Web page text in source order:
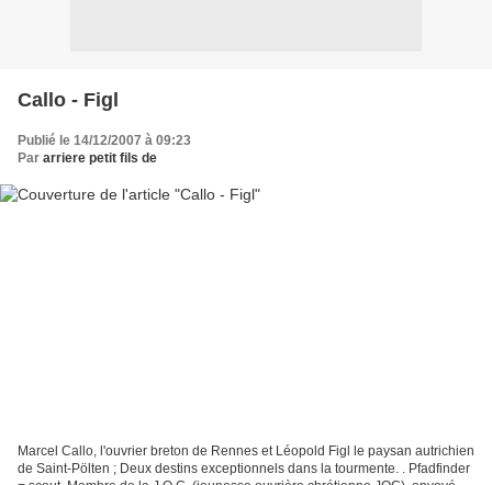
Callo - Figl
Publié le 14/12/2007 à 09:23
Par arriere petit fils de
Marcel Callo, l'ouvrier breton de Rennes et Léopold Figl le paysan autrichien
de Saint-Pölten ; Deux destins exceptionnels dans la tourmente. . Pfadfinder